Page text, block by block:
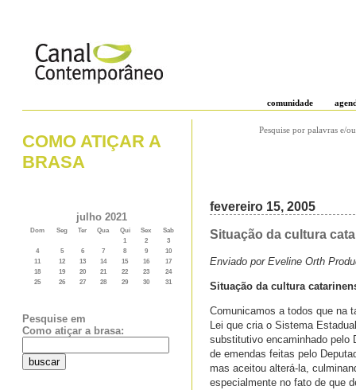
comunidade
COMO ATIÇAR A
BRASA
julho 2021
Dom Seg Ter Qua Qui Sex
Sab
1
2
3
4
5 6 7 8 9
10
11
12 13 14 15 16
17
18
19 20 21 22 23
24
25
26 27 28 29 30 31
Pesquise em
Como atiçar a brasa:
Pesquise por palavras e/
fevereiro 15, 2005
Situação da cultura
Enviado por Eveline Orth
Situação da cultura
Comunicamos a todos que na
Lei que cria o Sistema
substitutivo encaminhado pelo
de emendas feitas pelo
mas aceitou alterá-la,
especialmente no fato de que